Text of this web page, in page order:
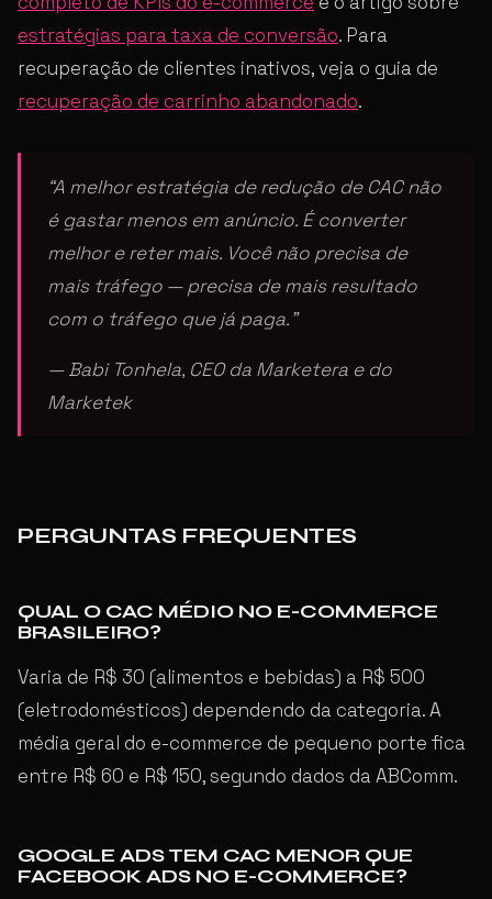
estratégias para taxa de conversão. Para
recuperação de clientes inativos, veja o guia de
recuperação de carrinho abandonado.
“A melhor estratégia de redução de CAC não
é gastar menos em anúncio. É converter
melhor e reter mais. Você não precisa de
mais tráfego — precisa de mais resultado
com o tráfego que já paga.”
— Babi Tonhela, CEO da Marketera e do
Marketek
PERGUNTAS FREQUENTES
QUAL O CAC MÉDIO NO E-COMMERCE
BRASILEIRO?
Varia de R$ 30 (alimentos e bebidas) a R$ 500
(eletrodomésticos) dependendo da categoria. A
média geral do e-commerce de pequeno porte fica
entre R$ 60 e R$ 150, segundo dados da ABComm.
GOOGLE ADS TEM CAC MENOR QUE
FACEBOOK ADS NO E-COMMERCE?